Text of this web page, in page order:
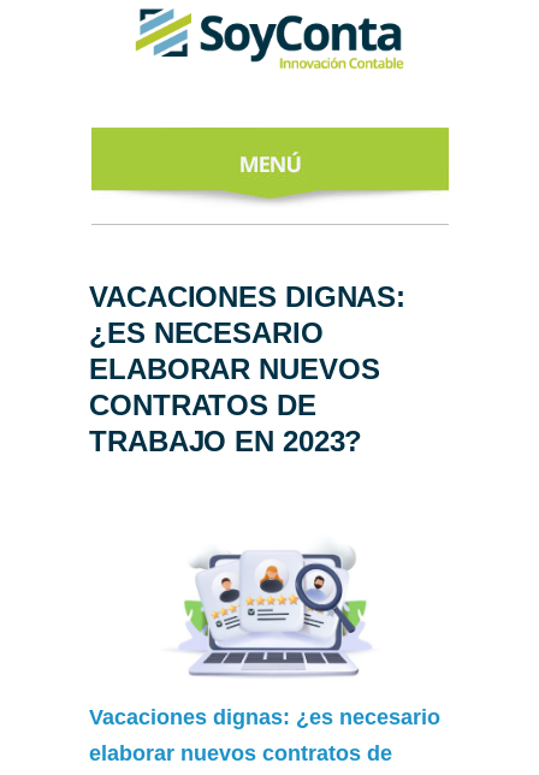
ACERCA DE
NUESTROS
EXPERTOS
TODO SOBRE
EL CFDI 4.0
VACACIONES DIGNAS:
¿ES NECESARIO
ELABORAR NUEVOS
CONTRATOS DE
TRABAJO EN 2023?
Vacaciones dignas: ¿es necesario
elaborar nuevos contratos de